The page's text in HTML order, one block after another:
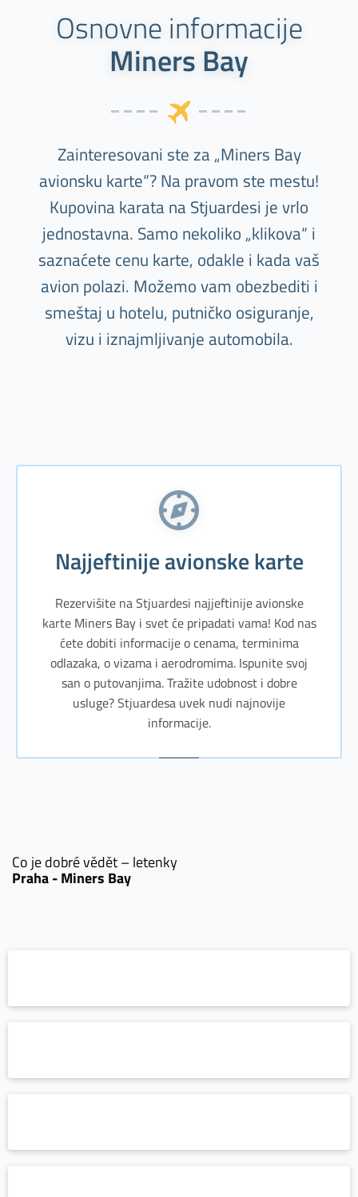
Osnovne informacije
Miners Bay
Zainteresovani ste za „Miners Bay
avionsku karte“? Na pravom ste mestu!
Kupovina karata na Stjuardesi je vrlo
jednostavna. Samo nekoliko „klikova“ i
saznaćete cenu karte, odakle i kada vaš
avion polazi. Možemo vam obezbediti i
smeštaj u hotelu, putničko osiguranje,
vizu i iznajmljivanje automobila.
Najjeftinije avionske karte
Rezervišite na Stjuardesi najjeftinije avionske
karte Miners Bay i svet će pripadati vama! Kod nas
ćete dobiti informacije o cenama, terminima
odlazaka, o vizama i aerodromima. Ispunite svoj
san o putovanjima. Tražite udobnost i dobre
usluge? Stjuardesa uvek nudi najnovije
informacije.
Co je dobré vědět – letenky
Praha - Miners Bay